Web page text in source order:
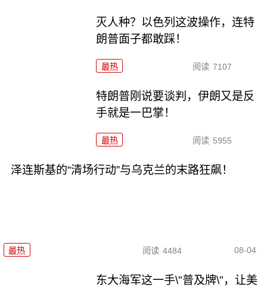
灭人种？以色列这波操作，连特
朗普面子都敢踩！
最热 阅读 7107
特朗普刚说要谈判，伊朗又是反
手就是一巴掌！
最热 阅读 5955
泽连斯基的“清场行动”与乌克兰的末路狂飙！
最热 阅读 4484 08-04
东大海军这一手\"普及牌\"，让美